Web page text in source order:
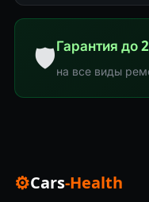
🛡Гарантия до
на все виды
⚙Cars-Health